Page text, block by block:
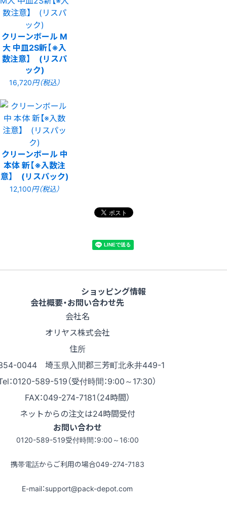
クリーンボール M
大 中皿2S新【※入
数注意】 (リスパ
ック)
16,720円（税込）
クリーンボール 中
本体 新【※入数注
意】 (リスパック)
12,100円（税込）
ショッピング情報
会社概要・お問い合わせ先
会社名
オリヤス株式会社
住所
0044 埼玉県入間郡三芳町北永井449-1
：0120-589-519（受付時間：9:00～17:30）
FAX：049-274-7181（24時間）
ネットからの注文は24時間受付
お問い合わせ
0120-589-519受付時間：9:00～16:00
携帯電話からご利用の場合049-274-7183
E-mail：support@pack-depot.com